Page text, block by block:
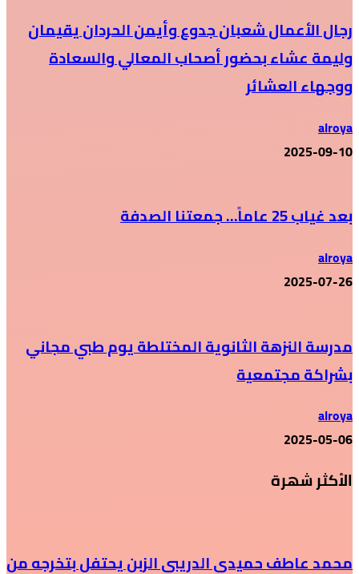
رجال الأعمال شعبان جدوع وأيمن الحردان يقيمان
وليمة عشاء بحضور أصحاب المعالي والسعادة
ووجهاء العشائر
alroya
2025-09-10
بعد غياب 25 عاماً… جمعتنا الصدفة
alroya
2025-07-26
مدرسة النزهة الثانوية المختلطة يوم طبي مجاني
بشراكة مجتمعية
alroya
2025-05-06
الأكثر شهرة
محمد عاطف حميدي الدريبي الزبن يحتفل بتخرجه من